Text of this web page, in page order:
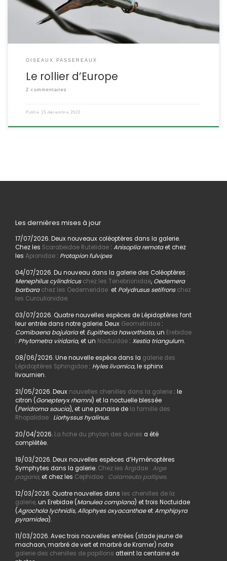
OISEAUX PASSEREAUX
Le rollier d’Europe
2 commentaires
Publié 15 décembre 2022
Les dernières mises à jour
17/07/2026. Deux nouveaux coléoptères dans la galerie.
Chez les Scarabeidae Rutelidae: Anisoplia remotaet chez
les Apionidae: Protapion fulvipes
04/07/2026. Du nouveau dans la galerie des Coléoptères :
Menephilus cylindricus chez les Tenebrionidae,Oedemera
barbara chez les Oedemeridaeet Polydrusus setifrons chez
les Curculionidae.
03/07/2026. Quatre nouvelles espèces de Lépidoptères font
leur entrée dans notre galerie. Deux Geometridae:
Comibaena bajulariaet Eupithecia haworthiata,un Erebidae
: Phytometra viridaria, et un Noctuidae: Xestia triangulum.
08/06/2026. Une nouvelle espèce dans la galerie des
Lépidoptères Sphingidae: Hyles livornica,le sphinx
livournien.
21/05/2026. Deux nouvelles chenilles dans la galerie : le
citron (Gonepteryx rhamni) et la noctuelle blessée
(Peridroma saucia), et une punaise dela famille des
Rhopalidae : Liorhyssus hyalinus.
20/04/2026. La fiche du phylan des dunes a été
complétée.
19/03/2026. Deux nouvelles espèces d’Hyménoptères
Symphytes dans la galerie. Chez les Argidae : Arge
pagana,et chez les Cephidae : Calameuta pallipes.
12/03/2026. Quatre nouvelles dans les chenilles de la
galerie,un Erebidae (Manulea complana) et trois Noctuidae
(Agrochola lychnidis, Allophyes oxyacanthaeetAmphipyra
pyramidea).
11/03/2026. Avec trois nouvelles entrées (stade jeune de
machaon, marbré de vert et marbré de Kramer) notre
galerie des chenilles de papillons atteint la centaine de